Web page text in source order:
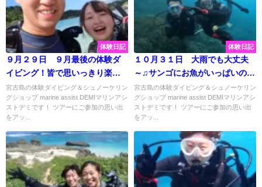
体験日記
９月２９日 ９月最後の体験ダ
イビング！皆で思いっきり楽し
んできました♡
宮古島の体験ダイビング＆シュノーケリン
グショップ marine assist DEMIマリンアシ
ストデミです！ ツアーにご参加の思い出
をアッ...
体験日記
１０月３１日 大雨でも大丈夫
～♫サンゴにお魚がいっぱいの美
ら海で体験ダイビングツアー！
宮古島の体験ダイビング＆シュノーケリン
グショップ marine assist DEMIマリンアシ
ストデミです！ ツアーにご参加の思い出
をアッ...